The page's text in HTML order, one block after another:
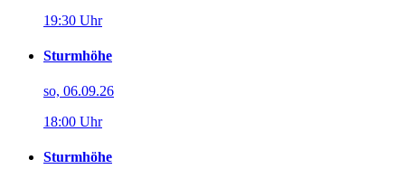
19:30 Uhr
Sturmhöhe
so, 06.09.26
18:00 Uhr
Sturmhöhe